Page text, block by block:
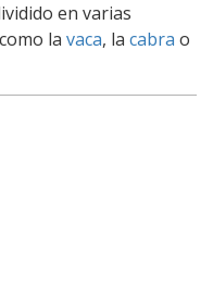
en varias
la vaca, la cabra o